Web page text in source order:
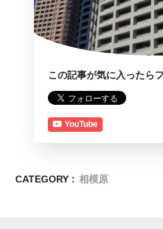
この記事が気に入ったら
YouTube
CATEGORY : 相模原